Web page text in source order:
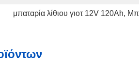
μπαταρία λίθιου γιοτ 12V 120Ah,